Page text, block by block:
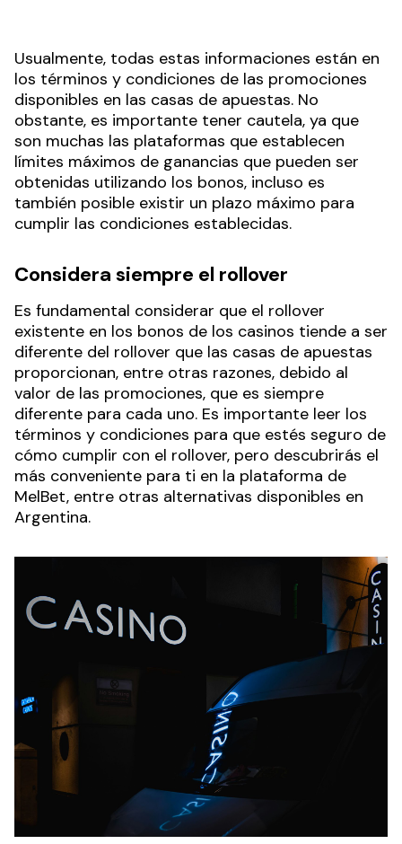
Usualmente, todas estas informaciones están en
los términos y condiciones de las promociones
disponibles en las casas de apuestas. No
obstante, es importante tener cautela, ya que
son muchas las plataformas que establecen
límites máximos de ganancias que pueden ser
obtenidas utilizando los bonos, incluso es
también posible existir un plazo máximo para
cumplir las condiciones establecidas.
Considera siempre el rollover
Es fundamental considerar que el rollover
existente en los bonos de los casinos tiende a ser
diferente del rollover que las casas de apuestas
proporcionan, entre otras razones, debido al
valor de las promociones, que es siempre
diferente para cada uno. Es importante leer los
términos y condiciones para que estés seguro de
cómo cumplir con el rollover, pero descubrirás el
más conveniente para ti en la plataforma de
MelBet, entre otras alternativas disponibles en
Argentina.